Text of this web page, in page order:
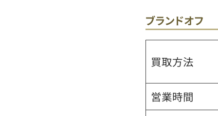
ブランドオフ
買取方法
営業時間